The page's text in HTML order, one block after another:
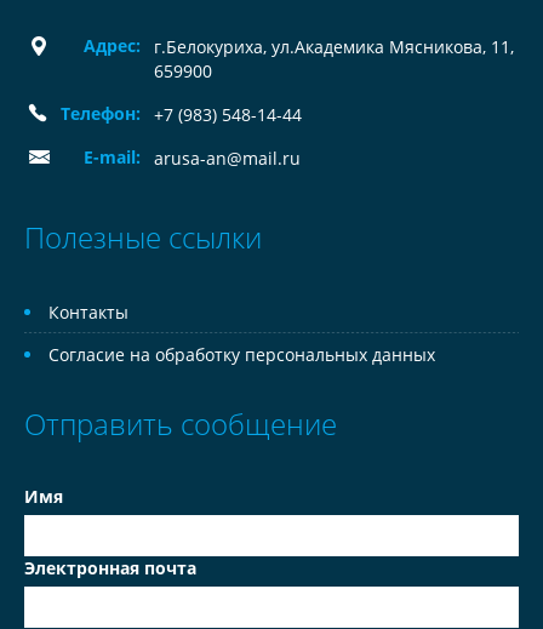
Адрес:
г.Белокуриха, ул.Академика Мясникова, 11,
659900
Телефон:
+7 (983) 548-14-44
E-mail:
arusa-an@mail.ru
Полезные ссылки
Контакты
Согласие на обработку персональных данных
Отправить сообщение
Имя
Электронная почта